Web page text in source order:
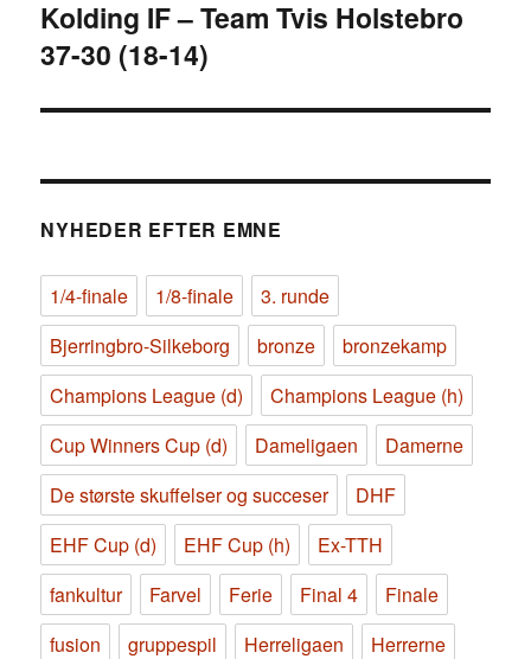
Næste
indlæg:
Kolding IF – Team Tvis Holstebro
37-30 (18-14)
NYHEDER EFTER EMNE
1/4-finale 1/8-finale
3. runde
Bjerringbro-Silkeborg
bronze
bronzekamp
Champions League (d)
Champions League (h)
Cup Winners Cup (d)
Dameligaen
Damerne
De største skuffelser og succeser
DHF
EHF Cup (d)
EHF Cup (h)
Ex-TTH
fankultur
Farvel Ferie Final 4
Finale
fusion
gruppespil Herreligaen
Herrerne